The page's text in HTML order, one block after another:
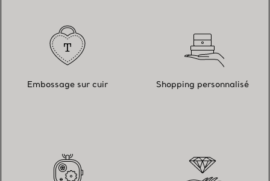
Embossage sur cuir Shopping personnalisé